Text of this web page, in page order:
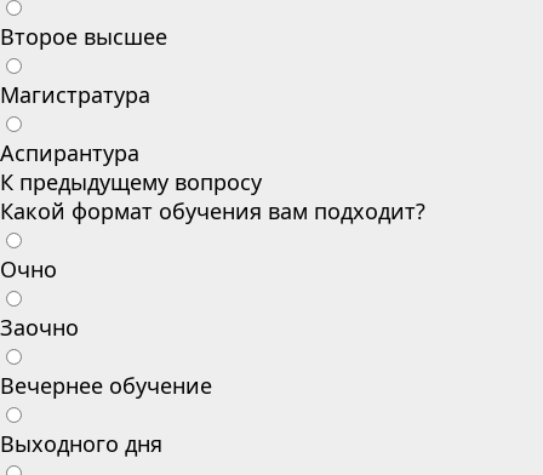
Второе высшее
Магистратура
Аспирантура
К предыдущему вопросу
Какой формат обучения вам подходит?
Очно
Заочно
Вечернее обучение
Выходного дня